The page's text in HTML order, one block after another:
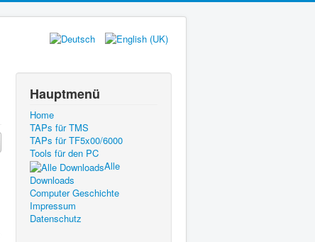
Hauptmenü
Home
TAPs für TMS
TAPs für TF5x00/6000
Tools für den PC
Alle
Downloads
Computer Geschichte
Impressum
Datenschutz